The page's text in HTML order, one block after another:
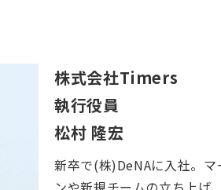
株式会社Timers
執行役員
松村 隆宏
新卒で(株)DeNAに入社。